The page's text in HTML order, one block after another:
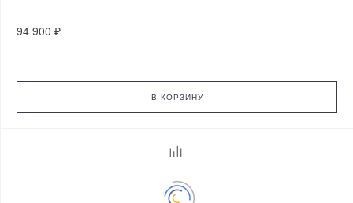
94 900 ₽
В КОРЗИНУ